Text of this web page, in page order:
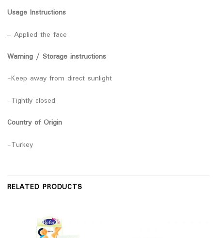
Usage Instructions
– Applied the face
Warning / Storage instructions
-Keep away from direct sunlight
-Tightly closed
Country of Origin
-Turkey
RELATED PRODUCTS